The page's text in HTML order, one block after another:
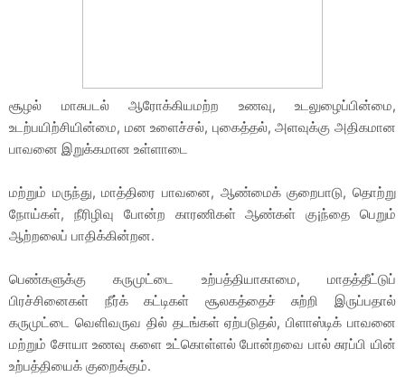
சூழல் மாசுபடல் ஆரோக்கியமற்ற உணவு, உடலுழைப்பின்மை,
உடற்பயிற்சியின்மை, மன உளைச்சல், புகைத்தல், அளவுக்கு அதிகமான
பாவனை இறுக்கமான உள்ளாடை
மற்றும் மருந்து, மாத்திரை பாவனை, ஆண்மைக் குறைபாடு, தொற்று
நோய்கள், நீரிழிவு போன்ற காரணிகள் ஆண்கள் கு¡ந்தை பெறும்
ஆற்றலைப் பாதிக்கின்றன.
பெண்களுக்கு கருமுட்டை உற்பத்தியாகாமை, மாதத்தீட்டுப்
பிரச்சினைகள் நீர்க் கட்டிகள் சூலகத்தைச் சுற்றி இருப்பதால்
கருமுட்டை வெளிவருவ தில் தடங்கள் ஏற்படுதல், பிளாஸ்டிக் பாவனை
மற்றும் சோயா உணவு களை உட்கொள்ளல் போன்றவை பால் சுரப்பி யின்
உற்பத்தியைக் குறைக்கும்.